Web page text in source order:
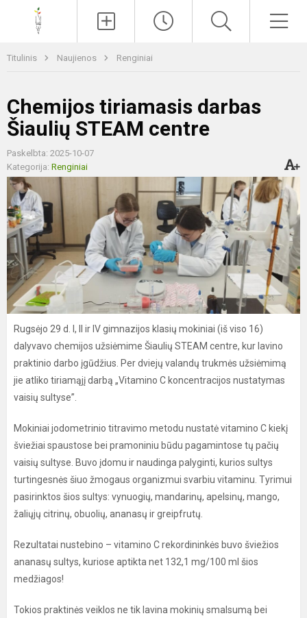
Titulinis Naujienos Renginiai
Chemijos tiriamasis darbas
Šiaulių STEAM centre
Paskelbta: 2025-10-07
Kategorija: Renginiai
Rugsėjo 29 d. I, II ir IV gimnazijos klasių mokiniai (iš viso 16)
dalyvavo chemijos užsiėmime Šiaulių STEAM centre, kur lavino
praktinio darbo įgūdžius. Per dviejų valandų trukmės užsiėmimą
jie atliko tiriamąjį darbą „Vitamino C koncentracijos nustatymas
vaisių sultyse”.
Mokiniai jodometrinio titravimo metodu nustatė vitamino C kiekį
šviežiai spaustose bei pramoniniu būdu pagamintose tų pačių
vaisių sultyse. Buvo įdomu ir naudinga palyginti, kurios sultys
turtingesnės šiuo žmogaus organizmui svarbiu vitaminu. Tyrimui
pasirinktos šios sultys: vynuogių, mandarinų, apelsinų, mango,
žaliųjų citrinų, obuolių, ananasų ir greipfrutų.
Rezultatai nustebino – vitamino C rekordininkės buvo šviežios
ananasų sultys, kuriose aptikta net 132,1 mg/100 ml šios
medžiagos!
Tokios praktinės veiklos ne tik lavina mokinių smalsumą bei